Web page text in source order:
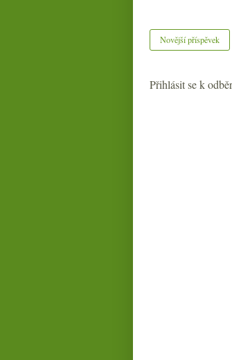
Novější příspěvek
Přihlásit se k